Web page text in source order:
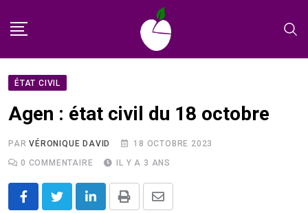
ÉTAT CIVIL
Agen : état civil du 18 octobre
PARVÉRONIQUE DAVID
18 OCTOBRE 2023
0 COMMENTAIRE IL Y A 3 ANS
LinkedInPrint
Share